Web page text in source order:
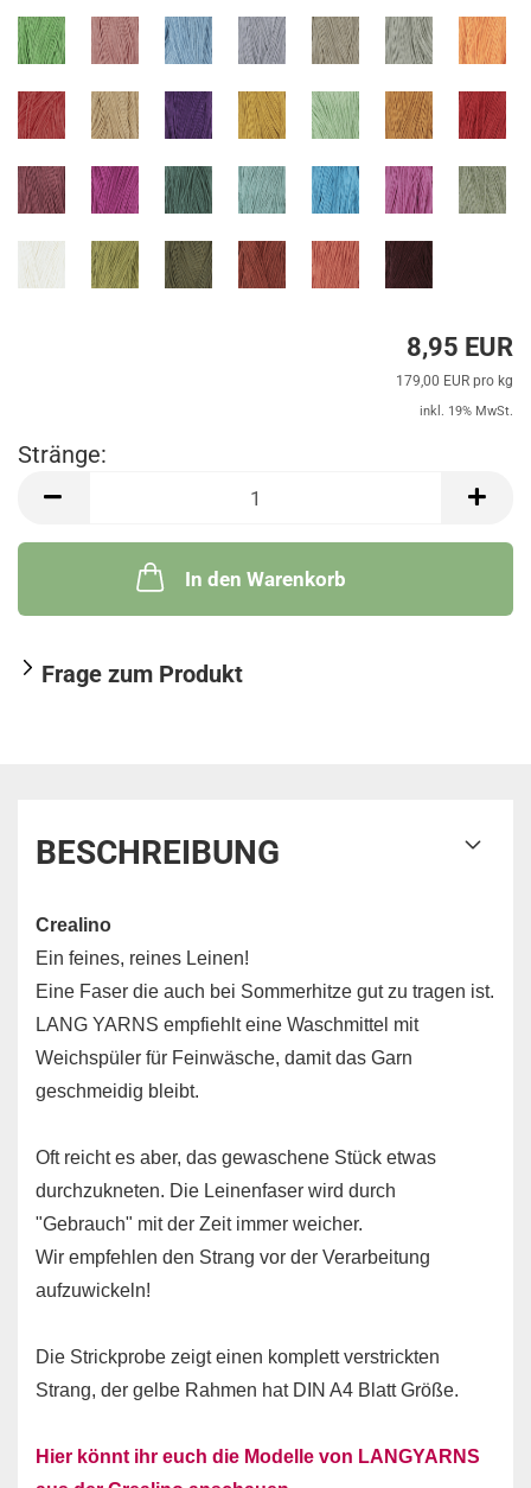
8,95 EUR
179,00 EUR pro kg
inkl. 19% MwSt.
Stränge:
In den Warenkorb
Frage zum Produkt
BESCHREIBUNG
Crealino
Ein feines, reines Leinen!
Eine Faser die auch bei Sommerhitze gut zu tragen ist.
LANG YARNS empfiehlt eine Waschmittel mit
Weichspüler für Feinwäsche, damit das Garn
geschmeidig bleibt.
Oft reicht es aber, das gewaschene Stück etwas
durchzukneten. Die Leinenfaser wird durch
"Gebrauch" mit der Zeit immer weicher.
Wir empfehlen den Strang vor der Verarbeitung
aufzuwickeln!
Die Strickprobe zeigt einen komplett verstrickten
Strang, der gelbe Rahmen hat DIN A4 Blatt Größe.
Hier könnt ihr euch die Modelle von LANGYARNS